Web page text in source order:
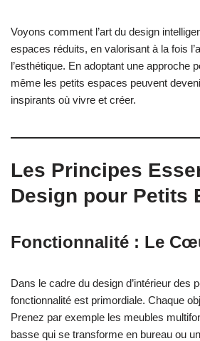
Voyons comment l’art du design
espaces réduits, en valorisant à la fois
l’esthétique. En adoptant une approche
même les petits espaces peuvent
inspirants où vivre et créer.
Les Principes
Design pour Petits
Fonctionnalité : Le
Dans le cadre du design d’intérieur des
fonctionnalité est primordiale. Chaque
Prenez par exemple les meubles
basse qui se transforme en bureau ou